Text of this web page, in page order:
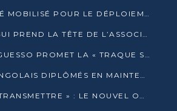
LE SECTEUR PRIVÉ MOBILISÉ POUR LE DÉPLOIEMENT DE 19 MINI-CENTRALES SOLAIRES
YVON SANA BANGUI PREND LA TÊTE DE L’ASSOCIATION DES BANQUES CENTRALES AFRICAINES
DENIS SASSOU-NGUESSO PROMET LA « TRAQUE SANS RELÂCHE » DU GRAND BANDITISME
13 MILITAIRES CONGOLAIS DIPLÔMÉS EN MAINTENANCE INDUSTRIELLE APRÈS TROIS ANS DE FORMATION À L’UNIVERSITÉ MARIEN-NGOUABI
« BÂTIR, SERVIR, TRANSMETTRE » : LE NOUVEL OUVRAGE QUI INTERPELLE LES COLLECTIVITÉS